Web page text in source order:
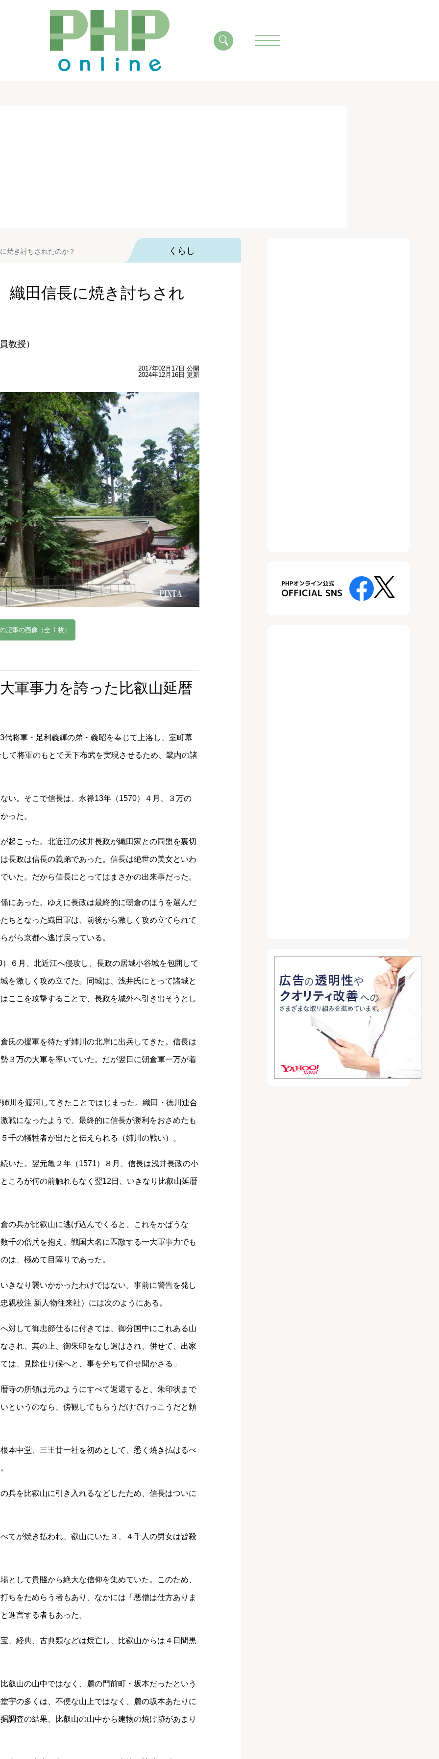
焼き討ちされたのか？ くらし
織田信長に焼き討ちされ
教授）
2017年02月17日 公開
2024年12月16日 更新
記事の画像（全 1 枚）
軍事力を誇った比叡山延暦
将軍・足利義輝の弟・義昭を奉じて上洛し、室町幕
て将軍のもとで天下布武を実現させるため、畿内の諸
い。そこで信長は、永禄13年（1570）４月、３万の
った。
起こった。北近江の浅井長政が織田家との同盟を裏切
長政は信長の義弟であった。信長は絶世の美女といわ
いた。だから信長にとってはまさかの出来事だった。
にあった。ゆえに長政は最終的に朝倉のほうを選んだ
ちとなった織田軍は、前後から激しく攻め立てられて
がら京都へ逃げ戻っている。
６月、北近江へ侵攻し、長政の居城小谷城を包囲して
を激しく攻め立てた。同城は、浅井氏にとって諸城と
ここを攻撃することで、長政を城外へ引き出そうとし
氏の援軍を待たず姉川の北岸に出兵してきた。信長は
３万の大軍を率いていた。だが翌日に朝倉軍一万が着
川を渡河してきたことではじまった。織田・徳川連合
戦になったようで、最終的に信長が勝利をおさめたも
千の犠牲者が出たと伝えられる（姉川の戦い）。
いた。翌元亀２年（1571）８月、信長は浅井長政の小
ころが何の前触れもなく翌12日、いきなり比叡山延暦
の兵が比叡山に逃げ込んでくると、これをかばうな
千の僧兵を抱え、戦国大名に匹敵する一大軍事力でも
は、極めて目障りであった。
きなり襲いかかったわけではない。事前に警告を発し
親校注 新人物往来社）には次のようにある。
対して御忠節仕るに付きては、御分国中にこれある山
され、其の上、御朱印をなし遣はされ、併せて、出家
は、見除仕り候へと、事を分ちて仰せ聞かさる」
寺の所領は元のようにすべて返還すると、朱印状まで
というのなら、傍観してもらうだけでけっこうだと頼
本中堂、三王廿一社を初めとして、悉く焼き払はるべ
兵を比叡山に引き入れるなどしたため、信長はついに
てが焼き払われ、叡山にいた３、４千人の男女は皆殺
として貴賤から絶大な信仰を集めていた。このため、
ちをためらう者もあり、なかには「悪僧は仕方ありま
進言する者もあった。
、経典、古典類などは焼亡し、比叡山からは４日間黒
叡山の山中ではなく、麓の門前町・坂本だったという
宇の多くは、不便な山上ではなく、麓の坂本あたりに
調査の結果、比叡山の山中から建物の焼け跡があまり